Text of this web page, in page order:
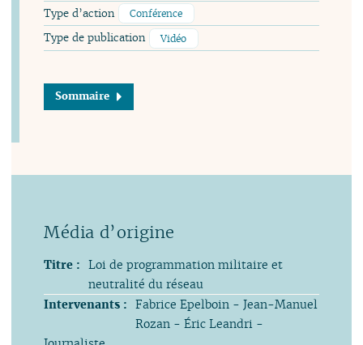
Type d’action Conférence
Type de publication Vidéo
Sommaire
Titre : Loi de programmation militaire et
neutralité du réseau
Intervenants : Fabrice Epelboin - Jean-Manuel
Rozan - Éric Leandri -